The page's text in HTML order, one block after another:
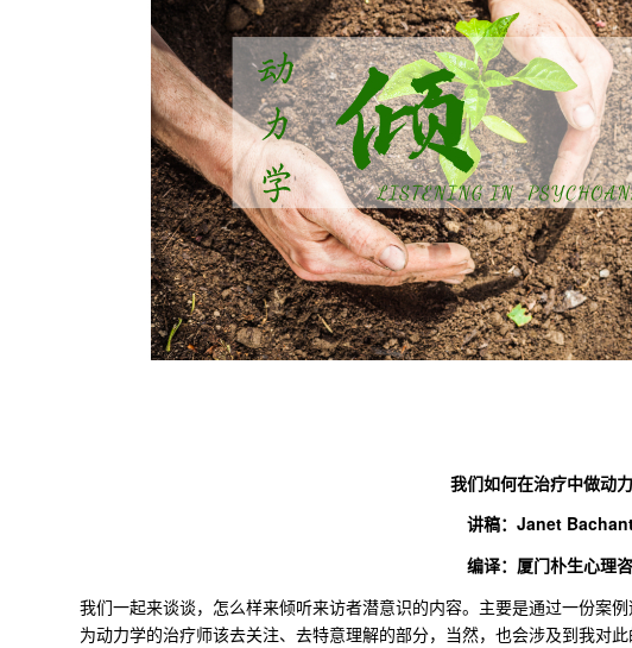
我们如何在治疗中做动
讲稿：Janet
编译：厦门朴生心理
我们一起来谈谈，怎么样来倾听来访者潜意识的内容。主要是通过一份案
为动力学的治疗师该去关注、去特意理解的部分，当然，也会涉及到我对